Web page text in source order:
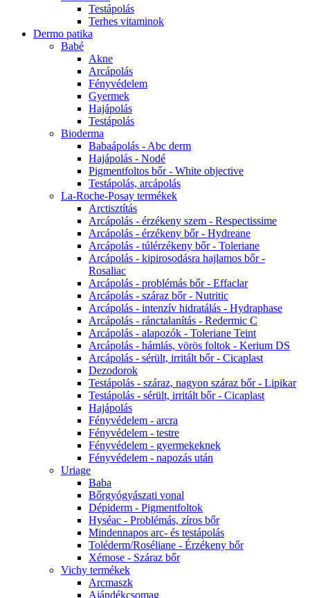
Testápolás
Terhes vitaminok
Dermo patika
Babé
Akne
Arcápolás
Fényvédelem
Gyermek
Hajápolás
Testápolás
Bioderma
Babaápolás - Abc derm
Hajápolás - Nodé
Pigmentfoltos bőr - White objective
Testápolás, arcápolás
La-Roche-Posay termékek
Arctisztítás
Arcápolás - érzékeny szem - Respectissime
Arcápolás - érzékeny bőr - Hydreane
Arcápolás - túlérzékeny bőr - Toleriane
Arcápolás - kipirosodásra hajlamos bőr -
Rosaliac
Arcápolás - problémás bőr - Effaclar
Arcápolás - száraz bőr - Nutritic
Arcápolás - intenzív hidratálás - Hydraphase
Arcápolás - ránctalanítás - Redermic C
Arcápolás - alapozók - Toleriane Teint
Arcápolás - hámlás, vörös foltok - Kerium DS
Arcápolás - sérült, irritált bőr - Cicaplast
Dezodorok
Testápolás - száraz, nagyon száraz bőr - Lipikar
Testápolás - sérült, irritált bőr - Cicaplast
Hajápolás
Fényvédelem - arcra
Fényvédelem - testre
Fényvédelem - gyermekeknek
Fényvédelem - napozás után
Uriage
Baba
Bőrgyógyászati vonal
Dépiderm - Pigmentfoltok
Hyséac - Problémás, zíros bőr
Mindennapos arc- és testápolás
Toléderm/Roséliane - Érzékeny bőr
Xémose - Száraz bőr
Vichy termékek
Arcmaszk
Ajándékcsomag